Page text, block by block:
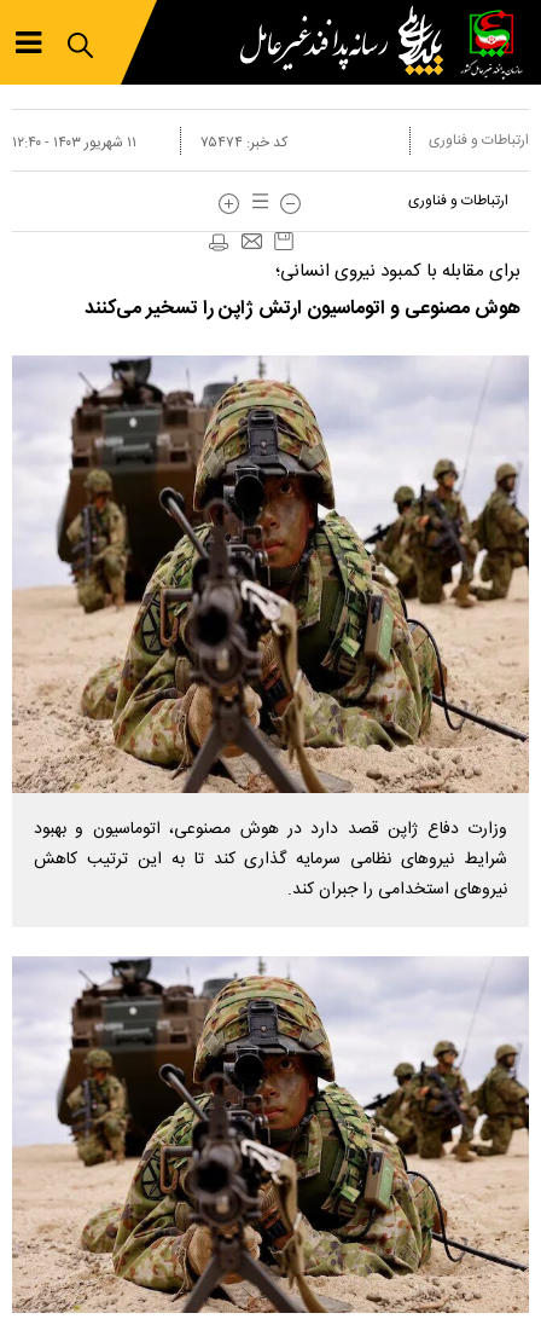
ارتباطات و فناوری
ارتباطات و فناوری
۱۱ شهريور ۱۴۰۳ - ۱۲:۴۰ کد خبر:۷۵۴۷۴
برای مقابله با کمبود نیروی انسانی؛
هوش مصنوعی و اتوماسیون ارتش ژاپن را تسخیر می‌کنند
وزارت دفاع ژاپن قصد دارد در هوش مصنوعی، اتوماسیون و بهبود
شرایط نیروهای نظامی سرمایه گذاری کند تا به این ترتیب کاهش
نیروهای استخدامی را جبران کند.